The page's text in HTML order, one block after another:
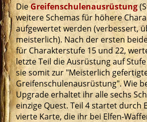
DieGreifenschulenausrüstung
weitere Schemas für höhere
aufgewertet werden (verbessert,
meisterlich). Nach der ersten
für Charakterstufe 15 und 22,
letzte Teil die Ausrüstung auf
sie somit zur "Meisterlich
Greifenschulenausrüstung". Wie
Upgrade erhaltet ihr alle sechs
einzige Quest. Teil 4 startet durch
vierte Karte, die ihr bei Elfen-